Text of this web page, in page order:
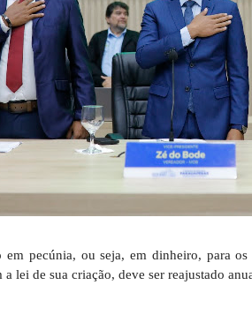
pecúnia, ou seja, em dinheiro, para
lei de sua criação, deve ser reajustado